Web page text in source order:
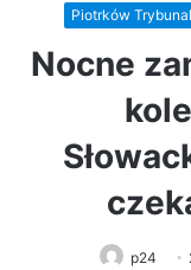
Piotrków
Nocne
p24